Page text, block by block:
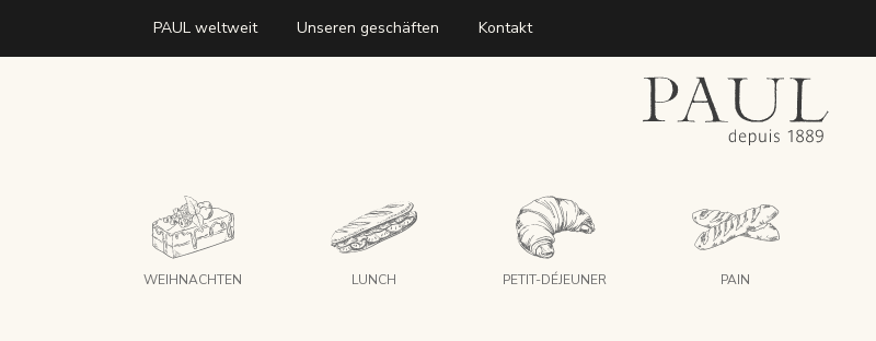
PAUL weltweit Unseren geschäften Kontakt
WEIHNACHTEN LUNCH PETIT-DÉJEUNER PAIN